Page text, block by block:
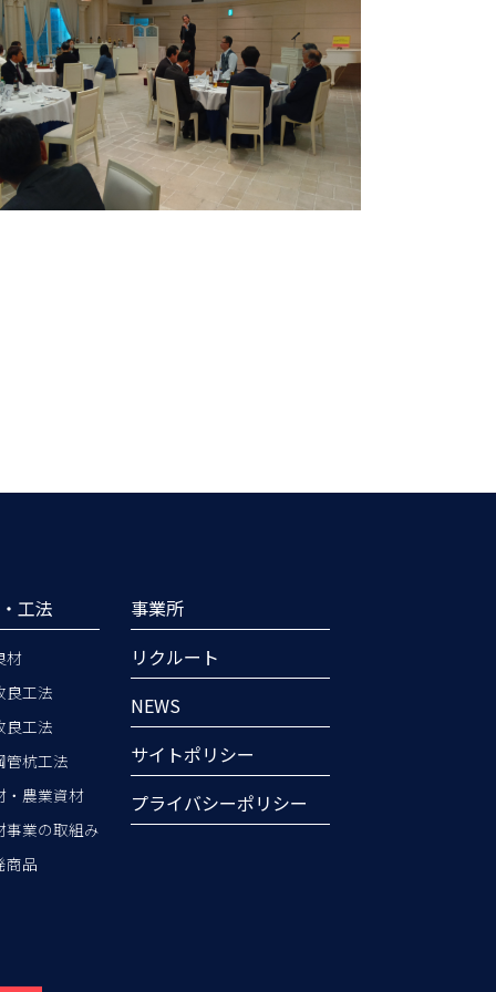
工法
材
良工法
良工法
管杭工法
・農業資材
事業の取組み
商品
事業所
リクルート
NEWS
サイトポリシー
プライバシーポリシー